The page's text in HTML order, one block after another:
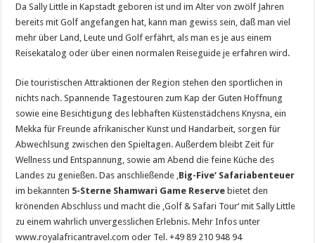
Da Sally Little in Kapstadt geboren ist und im Alter von zwölf Jahren
bereits mit Golf angefangen hat, kann man gewiss sein, daß man viel
mehr über Land, Leute und Golf erfährt, als man es je aus einem
Reisekatalog oder über einen normalen Reiseguide je erfahren wird.
Die touristischen Attraktionen der Region stehen den sportlichen in
nichts nach. Spannende Tagestouren zum Kap der Guten Hoffnung
sowie eine Besichtigung des lebhaften Küstenstädchens Knysna, ein
Mekka für Freunde afrikanischer Kunst und Handarbeit, sorgen für
Abwechlsung zwischen den Spieltagen. Außerdem bleibt Zeit für
Wellness und Entspannung, sowie am Abend die feine Küche des
Landes zu genießen. Das anschließende ‚ Big-Five‘ Safariabenteuer
im bekannten 5-Sterne Shamwari Game Reserve bietet den
krönenden Abschluss und macht die ‚Golf & Safari Tour‘ mit Sally Little
zu einem wahrlich unvergesslichen Erlebnis. Mehr Infos unter
www.royalafricantravel.com oder Tel. +49 89 210 948 94